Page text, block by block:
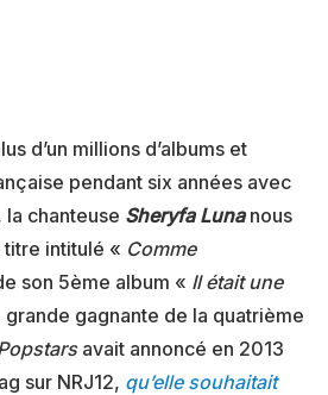
d’un millions d’albums et
pendant six années avec
la chanteuse Sheryfa Luna nous
intitulé « Comme
son 5ème album « Il était une
gagnante de la quatrième
avait annoncé en 2013
sur NRJ12, qu’elle souhaitait